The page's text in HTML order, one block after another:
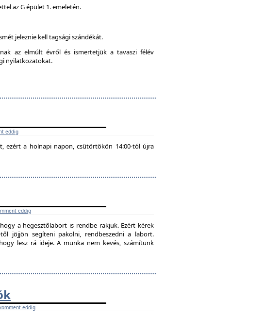
az G épület 1. emeletén.
jeleznie kell tagsági szándékát.
az elmúlt évről és ismertetjük a tavaszi félév
nyilatkozatokat.
eddig
ezért a holnapi napon, csütörtökön 14:00-tól újra
eddig
a hegesztőlabort is rendbe rakjuk. Ezért kérek
jöjjön segíteni pakolni, rendbeszedni a labort.
lesz rá ideje. A munka nem kevés, számítunk
eddig